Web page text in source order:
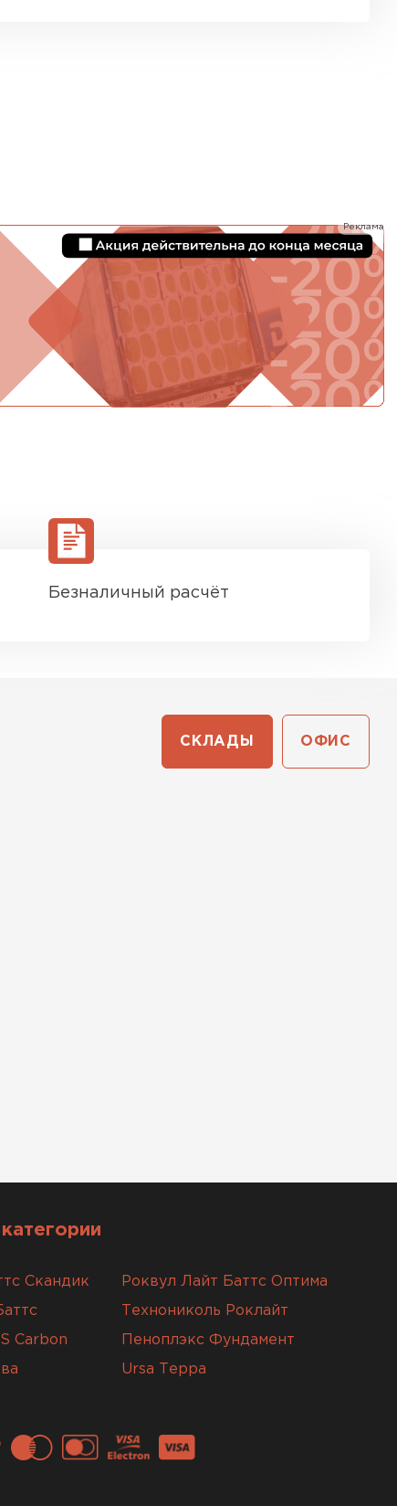
Реклама
Безналичный расчёт
СКЛАДЫ ОФИС
Скандик Роквул Лайт Баттс Оптима
Технониколь Роклайт
Carbon Пеноплэкс Фундамент
Ursa Терра